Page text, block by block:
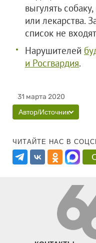
выгулять
или лекарства.
список не
Нарушителей
и Росгвардия.
31 марта 2020
Автор/Источник
ЧИТАЙТЕ НАС В